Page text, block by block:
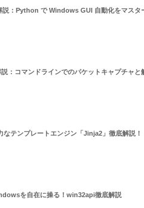
：Python で Windows GUI 自動化をマスタ
：コマンドラインでのパケットキャプチャと
なテンプレートエンジン「Jinja2」徹底解説！
を自在に操る！win32api徹底解説